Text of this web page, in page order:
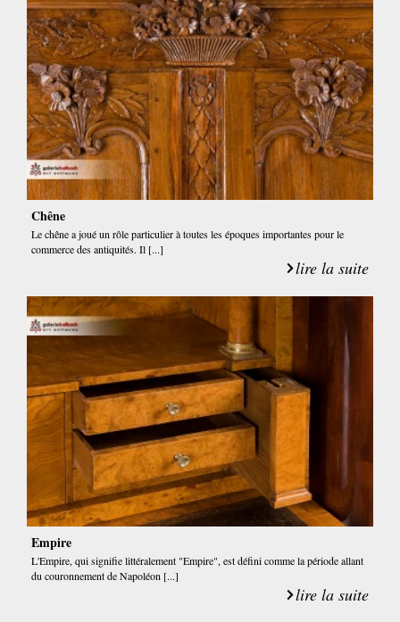
Chêne
Le chêne a joué un rôle particulier à toutes les époques importantes pour le
commerce des antiquités. Il [...]
lire la suite
Empire
L'Empire, qui signifie littéralement "Empire", est défini comme la période allant
du couronnement de Napoléon [...]
lire la suite